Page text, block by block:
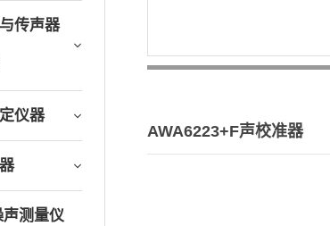
传声器
仪器
测量仪
AWA6223+F声校准器